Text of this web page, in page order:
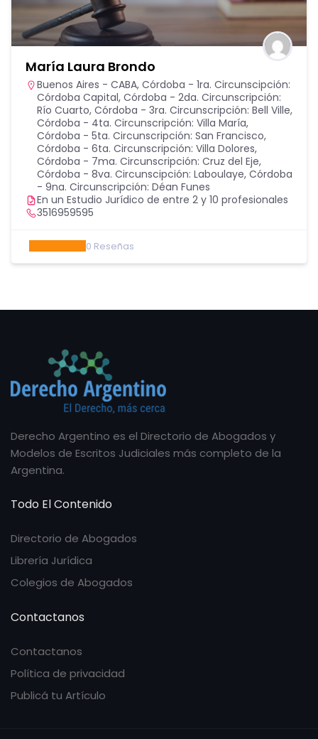
María Laura Brondo
Buenos Aires - CABA, Córdoba - 1ra. Circunscipción:
Córdoba Capital, Córdoba - 2da. Circunscripción:
Río Cuarto, Córdoba - 3ra. Circunscripción: Bell Ville,
Córdoba - 4ta. Circunscripción: Villa María,
Córdoba - 5ta. Circunscripción: San Francisco,
Córdoba - 6ta. Circunscripción: Villa Dolores,
Córdoba - 7ma. Circunscripción: Cruz del Eje,
Córdoba - 8va. Circunscipción: Laboulaye, Córdoba
- 9na. Circunscripción: Déan Funes
En un Estudio Jurídico de entre 2 y 10 profesionales
3516959595
0 Reseñas
Derecho Argentino es el Directorio de Abogados y
Modelos de Escritos Judiciales más completo de la
Argentina.
Todo El Contenido
Directorio de Abogados
Librería Jurídica
Colegios de Abogados
Contactanos
Contactanos
Política de privacidad
Publicá tu Artículo